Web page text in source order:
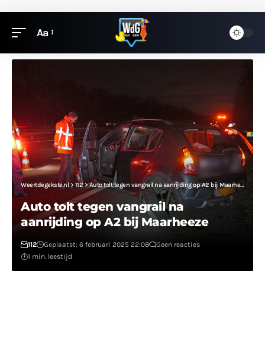
Aa
Weertdegekste.nl >112>Auto tolt tegen vangrail na aanrijding op A2 bij Maarheeze
Auto tolt tegen vangrail na
aanrijding op A2 bij Maarheeze
112 Geplaatst: 6 februari 2025 22:08
Geen reacties
1 min. leestijd